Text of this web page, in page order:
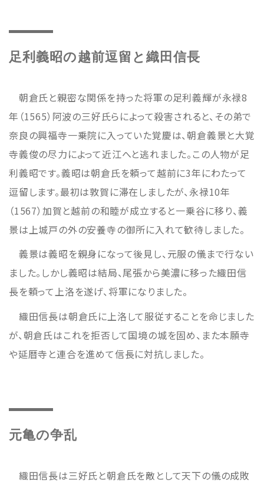
足利義昭の越前逗留と織田信長
朝倉氏と親密な関係を持った将軍の足利義輝が永禄8
年（1565）阿波の三好氏らによって殺害されると、その弟で
奈良の興福寺一乗院に入っていた覚慶は、朝倉義景と大覚
寺義俊の尽力によって近江へと逃れました。この人物が足
利義昭です。義昭は朝倉氏を頼って越前に3年にわたって
逗留します。最初は敦賀に滞在しましたが、永禄10年
（1567）加賀と越前の和睦が成立すると一乗谷に移り、義
景は上城戸の外の安養寺の御所に入れて歓待しました。
義景は義昭を親身になって後見し、元服の儀まで行ない
ました。しかし義昭は結局、尾張から美濃に移った織田信
長を頼って上洛を遂げ、将軍になりました。
織田信長は朝倉氏に上洛して服従することを命じました
が、朝倉氏はこれを拒否して国境の城を固め、また本願寺
や延暦寺と連合を進めて信長に対抗しました。
元亀の争乱
織田信長は三好氏と朝倉氏を敵として天下の儀の成敗